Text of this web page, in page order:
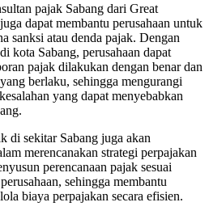
pajak Sabang dari Great
dapat membantu perusahaan untuk
sanksi atau denda pajak. Dengan
kota Sabang, perusahaan dapat
pajak dilakukan dengan benar dan
berlaku, sehingga mengurangi
yang dapat menyebabkan
di sekitar Sabang juga akan
merencanakan strategi perpajakan
perencanaan pajak sesuai
sehingga membantu
biaya perpajakan secara efisien.